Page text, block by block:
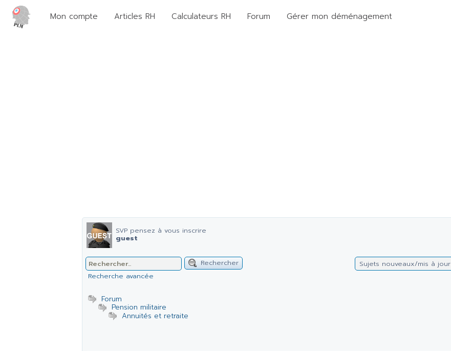
Mon compte Articles RH Calculateurs RH Forum Gérer mon déménagement
SVP pensez à vous inscrire
guest
Sujets nouveaux/mis à jour
Rechercher
Recherche avancée
Forum
Pension militaire
Annuités et retraite